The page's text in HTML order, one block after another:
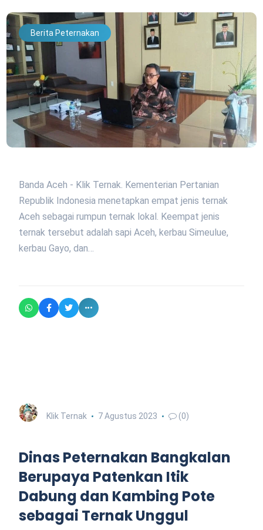
Berita Peternakan
Banda Aceh - Klik Ternak. Kementerian Pertanian
Republik Indonesia menetapkan empat jenis ternak
Aceh sebagai rumpun ternak lokal. Keempat jenis
ternak tersebut adalah sapi Aceh, kerbau Simeulue,
kerbau Gayo, dan…
Klik Ternak 7 Agustus 2023 (0)
Dinas Peternakan Bangkalan
Berupaya Patenkan Itik
Dabung dan Kambing Pote
sebagai Ternak Unggul